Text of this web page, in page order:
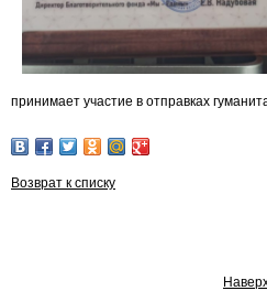
принимает участие в отправках
Возврат к списку